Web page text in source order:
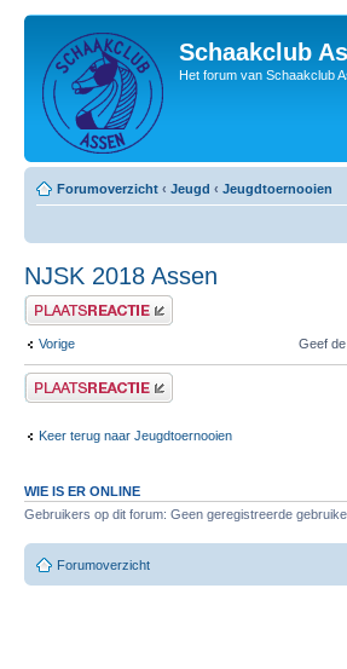
Schaakclub
Het forum van Schaakclub
Forumoverzicht ‹ Jeugd ‹ Jeugdtoernooien
NJSK 2018 Assen
Plaats een reactie
Vorige Geef
Plaats een reactie
Keer terug naar Jeugdtoernooien
WIE IS ER ONLINE
Gebruikers op dit forum: Geen geregistreerde
Forumoverzicht